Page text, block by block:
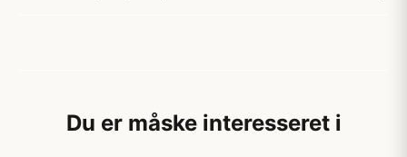
Du er måske interesseret i